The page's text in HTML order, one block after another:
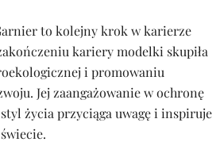
to kolejny krok w karierze
kariery modelki skupiła
i promowaniu
Jej zaangażowanie w ochronę
życia przyciąga uwagę i inspiruje